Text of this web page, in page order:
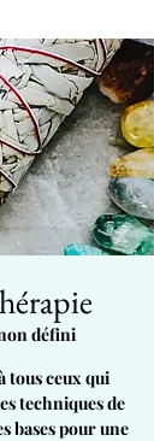
défini
tous ceux qui
techniques de
bases pour une